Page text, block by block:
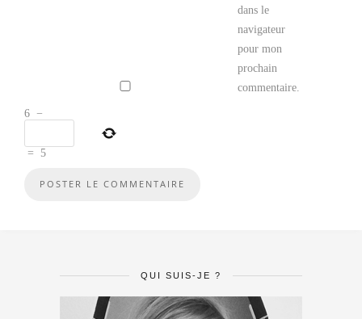
dans le
navigateur
pour mon
prochain
commentaire.
6 −
= 5
QUI SUIS-JE ?